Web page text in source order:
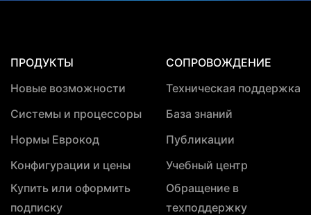
ПРОДУКТЫ
Новые возможности
Системы и процессоры
Нормы Еврокод
Конфигурации и цены
Купить или оформить
подписку
СОПРОВОЖДЕНИЕ
Техническая поддержка
База знаний
Публикации
Учебный центр
Обращение в
техподдержку